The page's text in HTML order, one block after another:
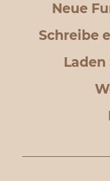
Neue
Schreibe
Laden